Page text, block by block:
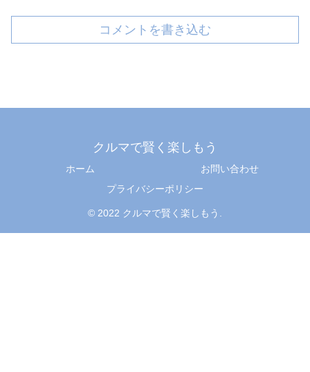
コメントを書き込む
クルマで賢く楽しもう
ホーム
お問い合わせ
プライバシーポリシー
© 2022 クルマで賢く楽しもう.